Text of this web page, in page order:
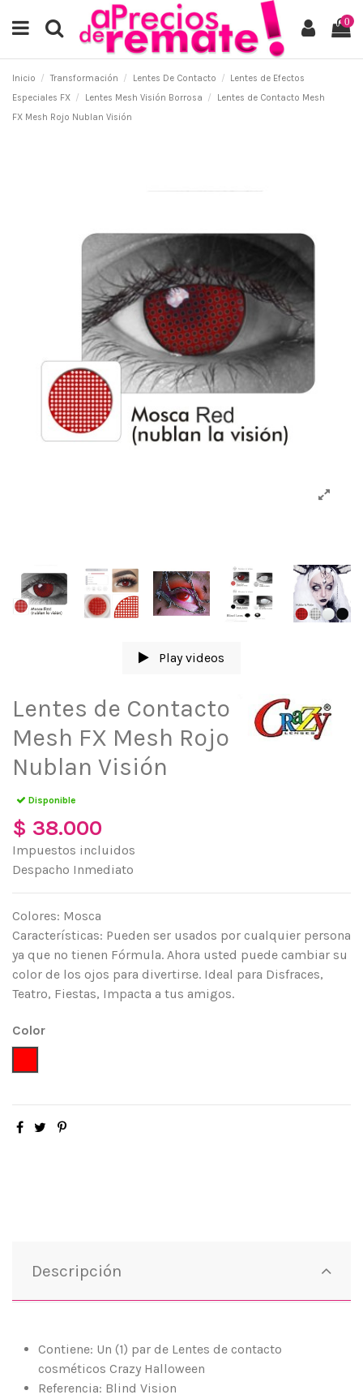
0
Inicio Transformación Lentes De Contacto
Lentes de Efectos
Especiales FX
Lentes Mesh Visión Borrosa
Lentes de Contacto Mesh
FX Mesh Rojo Nublan Visión
Play videos
Lentes de Contacto
Mesh FX Mesh Rojo
Nublan Visión
Disponible
$ 38.000
Impuestos incluidos
Despacho Inmediato
Colores: Mosca
Características: Pueden ser usados por cualquier persona
ya que no tienen Fórmula. Ahora usted puede cambiar su
color de los ojos para divertirse. Ideal para Disfraces,
Teatro, Fiestas, Impacta a tus amigos.
Color
Descripción
Contiene: Un (1) par de Lentes de contacto
cosméticos Crazy Halloween
Referencia: Blind Vision